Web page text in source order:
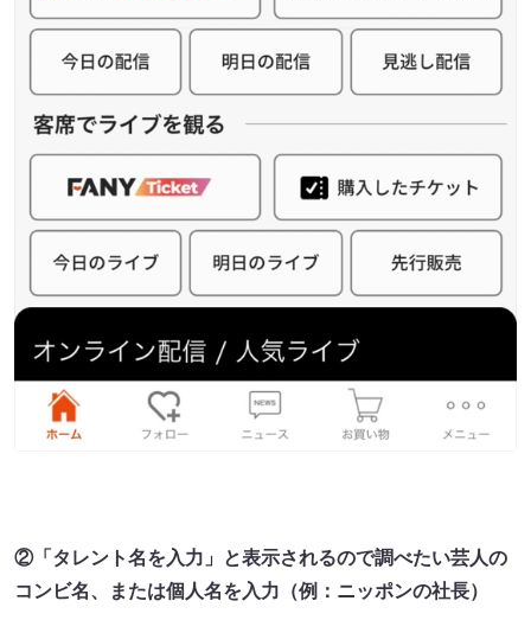
②「タレント名を入力」と表示されるので調べたい芸人の
コンビ名、または個人名を入力（例：ニッポンの社長）